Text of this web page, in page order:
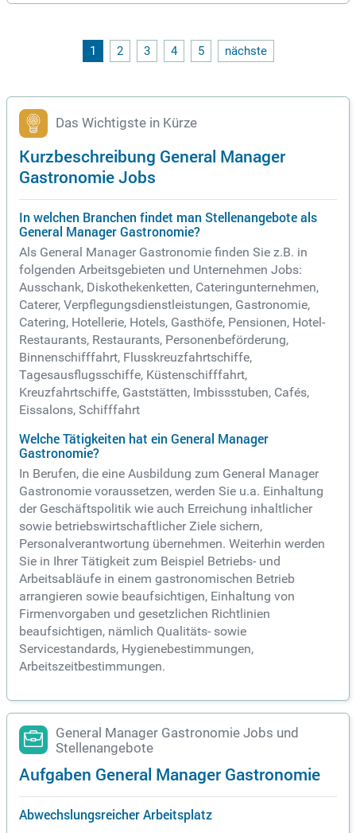
rtigen Miettextilien versorgt werden. Unser Headoffice in Ha
dert nicht nur wirtschaftlichen Erfolg, sondern auch kontinui
erliches Wachstum. Aktuell suchen wir einen General Mana
1 2 3 4 5 nächste
Das Wichtigste in Kürze
Kurzbeschreibung General Manager
Gastronomie Jobs
In welchen Branchen findet man Stellenangebote als
General Manager Gastronomie?
Als General Manager Gastronomie finden Sie z.B. in
folgenden Arbeitsgebieten und Unternehmen Jobs:
Ausschank, Diskothekenketten, Cateringunternehmen,
Caterer, Verpflegungsdienstleistungen, Gastronomie,
Catering, Hotellerie, Hotels, Gasthöfe, Pensionen, Hotel-
Restaurants, Restaurants, Personenbeförderung,
Binnenschifffahrt, Flusskreuzfahrtschiffe,
Tagesausflugsschiffe, Küstenschifffahrt,
Kreuzfahrtschiffe, Gaststätten, Imbissstuben, Cafés,
Eissalons, Schifffahrt
Welche Tätigkeiten hat ein General Manager
Gastronomie?
In Berufen, die eine Ausbildung zum General Manager
Gastronomie voraussetzen, werden Sie u.a. Einhaltung
der Geschäftspolitik wie auch Erreichung inhaltlicher
sowie betriebswirtschaftlicher Ziele sichern,
Personalverantwortung übernehmen. Weiterhin werden
Sie in Ihrer Tätigkeit zum Beispiel Betriebs- und
Arbeitsabläufe in einem gastronomischen Betrieb
arrangieren sowie beaufsichtigen, Einhaltung von
Firmenvorgaben und gesetzlichen Richtlinien
beaufsichtigen, nämlich Qualitäts- sowie
Servicestandards, Hygienebestimmungen,
Arbeitszeitbestimmungen.
General Manager Gastronomie Jobs und
Stellenangebote
Aufgaben General Manager Gastronomie
Abwechslungsreicher Arbeitsplatz